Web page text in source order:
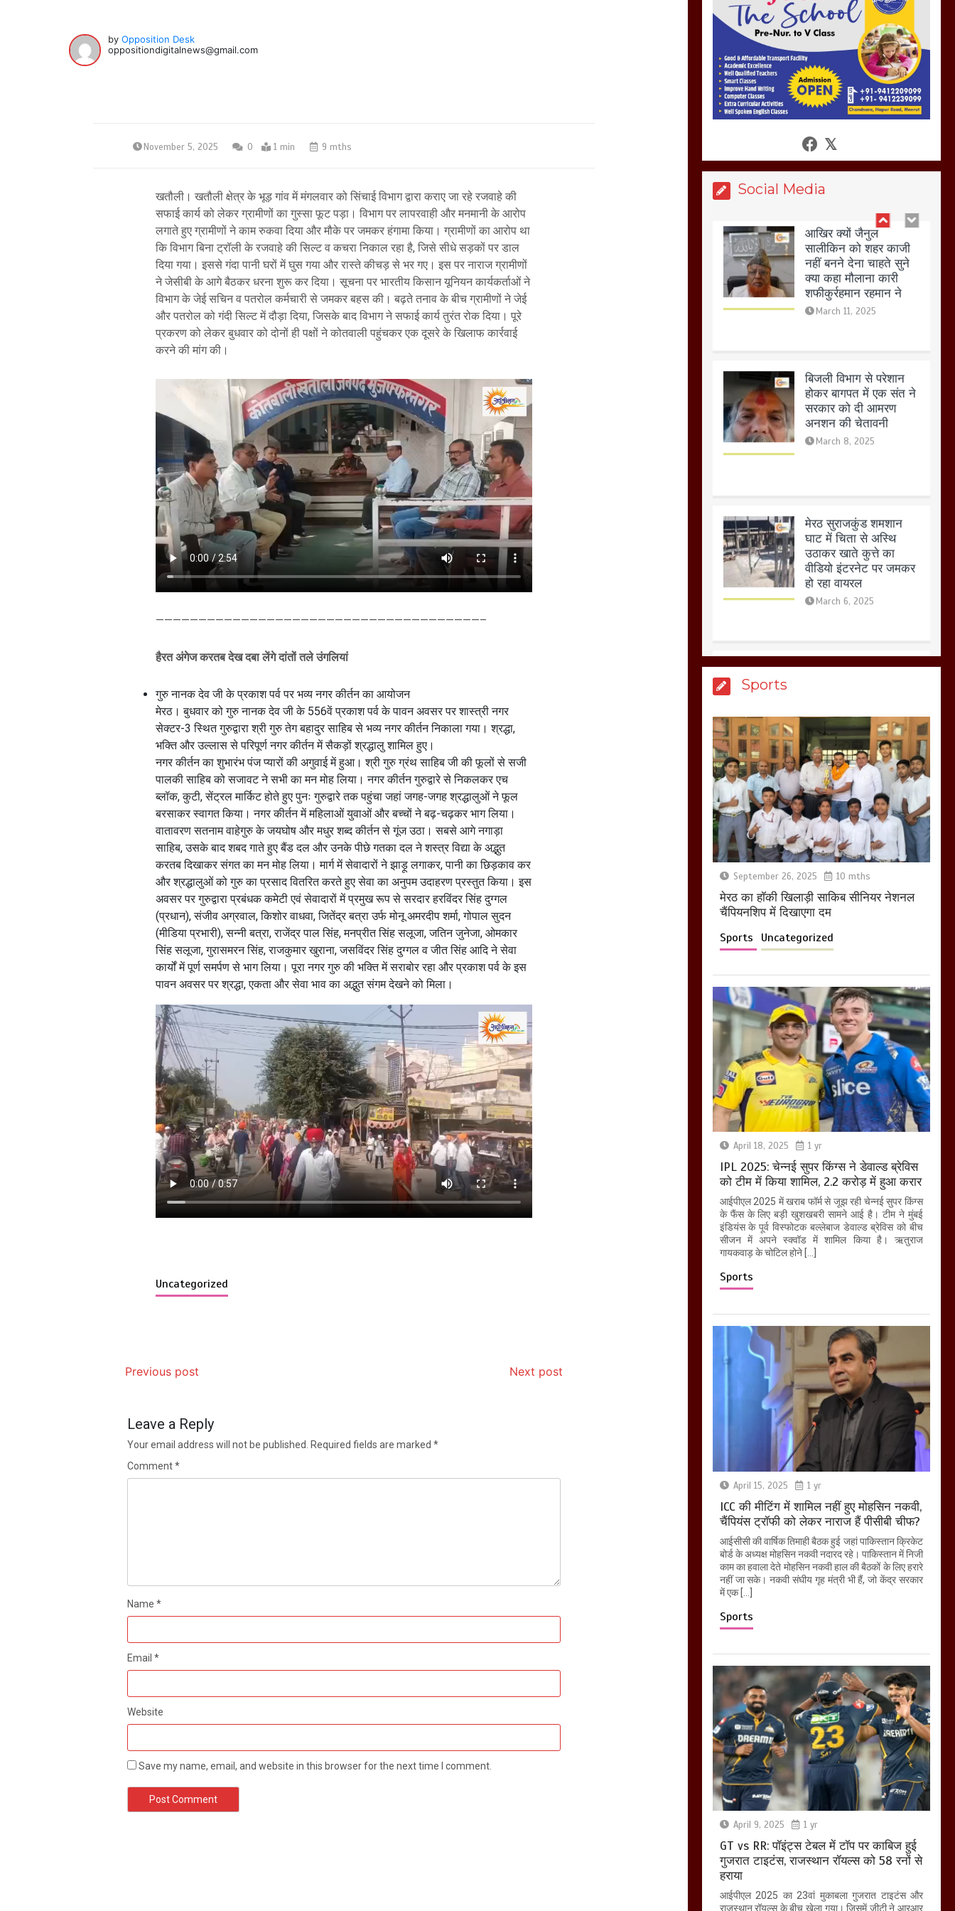
by Opposition Desk
oppositiondigitalnews@gmail.com
November 5, 2025 0 1 min 9 mths
खतौली। खतौली क्षेत्र के भूड़ गांव में मंगलवार को सिंचाई विभाग द्वारा कराए जा रहे रजवाहे की
सफाई कार्य को लेकर ग्रामीणों का गुस्सा फूट पड़ा। विभाग पर लापरवाही और मनमानी के आरोप
लगाते हुए ग्रामीणों ने काम रुकवा दिया और मौके पर जमकर हंगामा किया। ग्रामीणों का आरोप था
कि विभाग बिना ट्रॉली के रजवाहे की सिल्ट व कचरा निकाल रहा है, जिसे सीधे सड़कों पर डाल
दिया गया। इससे गंदा पानी घरों में घुस गया और रास्ते कीचड़ से भर गए। इस पर नाराज ग्रामीणों
ने जेसीबी के आगे बैठकर धरना शुरू कर दिया। सूचना पर भारतीय किसान यूनियन कार्यकर्ताओं ने
विभाग के जेई सचिन व पतरोल कर्मचारी से जमकर बहस की। बढ़ते तनाव के बीच ग्रामीणों ने जेई
और पतरोल को गंदी सिल्ट में दौड़ा दिया, जिसके बाद विभाग ने सफाई कार्य तुरंत रोक दिया। पूरे
प्रकरण को लेकर बुधवार को दोनों ही पक्षों ने कोतवाली पहुंचकर एक दूसरे के खिलाफ कार्रवाई
करने की मांग की।
——————————————————————————————————————–
हैरत अंगेज करतब देख दबा लेंगे दांतों तले उंगलियां
गुरु नानक देव जी के प्रकाश पर्व पर भव्य नगर कीर्तन का आयोजन
मेरठ। बुधवार को गुरु नानक देव जी के 556वें प्रकाश पर्व के पावन अवसर पर शास्त्री नगर
सेक्टर-3 स्थित गुरुद्वारा श्री गुरु तेग बहादुर साहिब से भव्य नगर कीर्तन निकाला गया। श्रद्धा,
भक्ति और उल्लास से परिपूर्ण नगर कीर्तन में सैकड़ों श्रद्धालु शामिल हुए।
नगर कीर्तन का शुभारंभ पंज प्यारों की अगुवाई में हुआ। श्री गुरु ग्रंथ साहिब जी की फूलों से सजी
पालकी साहिब को सजावट ने सभी का मन मोह लिया। नगर कीर्तन गुरुद्वारे से निकलकर एच
ब्लॉक, कुटी, सेंट्रल मार्किट होते हुए पुनः गुरुद्वारे तक पहुंचा जहां जगह-जगह श्रद्धालुओं ने फूल
बरसाकर स्वागत किया। नगर कीर्तन में महिलाओं युवाओं और बच्चों ने बढ़-चढ़कर भाग लिया।
वातावरण सतनाम वाहेगुरु के जयघोष और मधुर शब्द कीर्तन से गूंज उठा। सबसे आगे नगाड़ा
साहिब, उसके बाद शबद गाते हुए बैंड दल और उनके पीछे गतका दल ने शस्त्र विद्या के अद्भुत
करतब दिखाकर संगत का मन मोह लिया। मार्ग में सेवादारों ने झाड़ू लगाकर, पानी का छिड़काव कर
और श्रद्धालुओं को गुरु का प्रसाद वितरित करते हुए सेवा का अनुपम उदाहरण प्रस्तुत किया। इस
अवसर पर गुरुद्वारा प्रबंधक कमेटी एवं सेवादारों में प्रमुख रूप से सरदार हरविंदर सिंह दुग्गल
(प्रधान), संजीव अग्रवाल, किशोर वाधवा, जितेंद्र बत्रा उर्फ मोनू अमरदीप शर्मा, गोपाल सुदन
(मीडिया प्रभारी), सन्नी बत्रा, राजेंद्र पाल सिंह, मनप्रीत सिंह सलूजा, जतिन जुनेजा, ओमकार
सिंह सलूजा, गुरासमरन सिंह, राजकुमार खुराना, जसविंदर सिंह दुग्गल व जीत सिंह आदि ने सेवा
कार्यों में पूर्ण समर्पण से भाग लिया। पूरा नगर गुरु की भक्ति में सराबोर रहा और प्रकाश पर्व के इस
पावन अवसर पर श्रद्धा, एकता और सेवा भाव का अद्भुत संगम देखने को मिला।
Uncategorized
Previous post Next post
Leave a Reply
Your email address will not be published. Required fields are marked *
Comment*
Name *
Email *
Website
Save my name, email, and website in this browser for the next time I comment.
Social Media
अगर रखी गई होली तो होगा
खून खराबा,
March 11, 2025
आखिर क्यों जैनुल
सालीकिन को शहर काजी
नहीं बनने देना चाहते सुने
क्या कहा मौलाना कारी
शफीकुर्रहमान रहमान ने
March 11, 2025
बिजली विभाग से परेशान
होकर बागपत में एक संत ने
सरकार को दी आमरण
अनशन की चेतावनी
March 8, 2025
मेरठ सुराजकुंड शमशान
घाट में चिता से अस्थि
उठाकर खाते कुत्ते का
वीडियो इंटरनेट पर जमकर
हो रहा वायरल
होलिका रखने पर लात मार
कर होलिका को किया तहस
नहस,मोहल्ले वालों के साथ
की गई गाली गलोच ,कहा
अगर रखी गई होली तो होगा
खून खराबा,
क्या कहा मौलाना कारी
शफीकुर्रहमान रहमान ने
March 11, 2025
बिजली विभाग से परेशान
होकर बागपत में एक संत ने
सरकार को दी आमरण
अनशन की चेतावनी
March 8, 2025
Sports
September 26, 2025 10 mths
मेरठ का हाॅकी खिलाड़ी साकिब सीनियर नेशनल
चैंपियनशिप में दिखाएगा दम
Sports Uncategorized
April 18, 2025 1 yr
IPL 2025: चेन्नई सुपर किंग्स ने डेवाल्ड ब्रेविस
को टीम में किया शामिल, 2.2 करोड़ में हुआ करार
आईपीएल 2025 में खराब फॉर्म से जूझ रही चेन्नई सुपर किंग्स
के फैंस के लिए बड़ी खुशखबरी सामने आई है। टीम ने मुंबई
इंडियंस के पूर्व विस्फोटक बल्लेबाज डेवाल्ड ब्रेविस को बीच
सीजन में अपने स्क्वॉड में शामिल किया है। ऋतुराज
गायकवाड़ के चोटिल होने […]
Sports
April 15, 2025 1 yr
ICC की मीटिंग में शामिल नहीं हुए मोहसिन नकवी,
चैंपियंस ट्रॉफी को लेकर नाराज हैं पीसीबी चीफ?
आईसीसी की वार्षिक तिमाही बैठक हुई जहां पाकिस्तान क्रिकेट
बोर्ड के अध्यक्ष मोहसिन नकवी नदारद रहे। पाकिस्तान में निजी
काम का हवाला देते मोहसिन नकवी हाल की बैठकों के लिए हरारे
नहीं जा सके। नकवी संघीय गृह मंत्री भी हैं, जो केंद्र सरकार
में एक […]
Sports
April 9, 2025 1 yr
GT vs RR: पॉइंट्स टेबल में टॉप पर काबिज हुई
गुजरात टाइटंस, राजस्थान रॉयल्स को 58 रनों से
हराया
आईपीएल 2025 का 23वां मुकाबला गुजरात टाइटंस और
राजस्थान रॉयल्स के बीच खेला गया। जिसमें जीटी ने आरआर